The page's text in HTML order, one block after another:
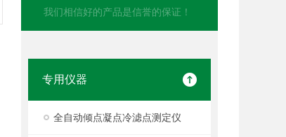
我们相信好的产品是信誉的保证！
专用仪器
全自动倾点凝点冷滤点测定仪